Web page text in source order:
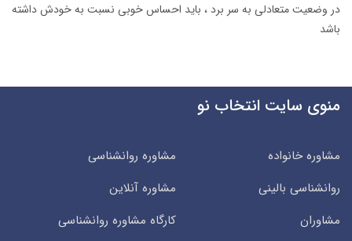
در وضعیت متعادلی به سر برد ، باید احساس خوبی نسبت به خودش داشته
باشد
منوی سایت انتخاب نو
مشاوره خانواده
مشاوره روانشناسی
روانشناسی بالینی
مشاوره آنلاین
مشاوران
کارگاه مشاوره روانشناسی